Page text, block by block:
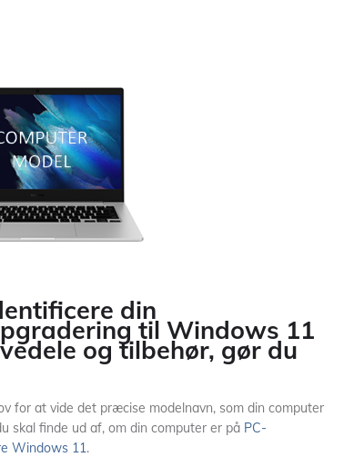
din
til Windows 11
og tilbehør, gør du
for at vide det præcise modelnavn, som din computer
skal finde ud af, om din computer er på PC-
Windows 11.